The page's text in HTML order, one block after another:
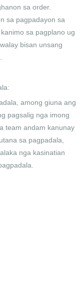
sa order.
sa pagpadayon sa
sa pagplano ug
bisan unsang
among giuna ang
pagsalig nga imong
team andam kanunay
sa pagpadala,
nga kasinatian